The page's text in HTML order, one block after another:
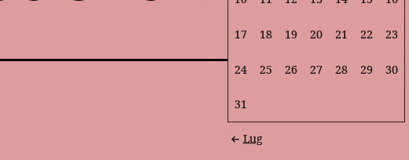
17 18 19 20 21 22 23
24 25 26 27 28 29 30
31
Lug